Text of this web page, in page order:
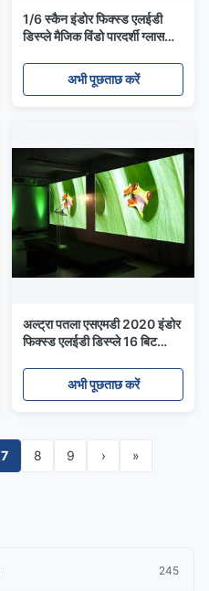
1/6 स्कैन इंडोर फिक्स्ड एलईडी
डिस्प्ले मैजिक विंडो पारदर्शी ग्लास
अभी पूछताछ करें
अल्ट्रा पतला एसएमडी 2020 इंडोर
फिक्स्ड एलईडी डिस्प्ले 16 बिट
3840 एचजेड
अभी पूछताछ करें
7 8 9 › »
245